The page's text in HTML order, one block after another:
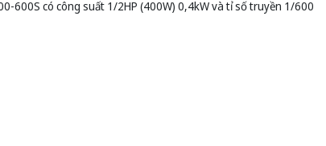
600S có công suất 1/2HP (400W) 0,4kW và tỉ số truyền 1/600